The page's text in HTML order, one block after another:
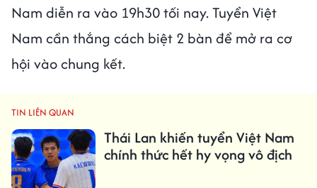
Nam diễn ra vào 19h30 tối nay. Tuyển Việt
Nam cần thắng cách biệt 2 bàn để mở ra cơ
hội vào chung kết.
TIN LIÊN QUAN
Thái Lan khiến tuyển Việt Nam
chính thức hết hy vọng vô địch